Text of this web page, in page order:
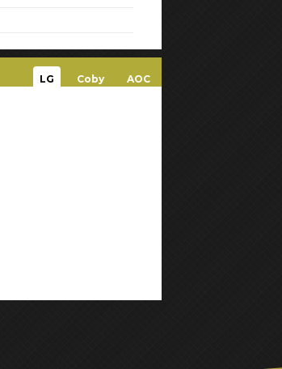
LG Coby AOC